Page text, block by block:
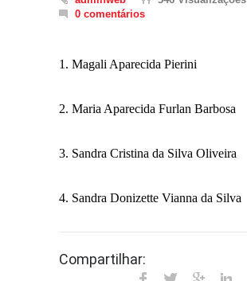
0 comentários
1. Magali Aparecida Pierini
2. Maria Aparecida Furlan Barbosa
3. Sandra Cristina da Silva Oliveira
4. Sandra Donizette Vianna da Silva
Compartilhar: